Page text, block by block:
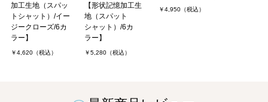
加工生地（スパッ
トシャット）/イー
ジークローズ/6カ
ラー】
￥4,620（税込）
【形状記憶加工生
地（スパット
シャット）/6カ
ラー】
￥5,280（税込）
￥4,950（税込）